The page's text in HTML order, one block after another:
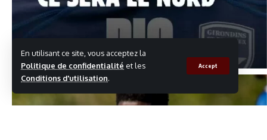
En utilisant ce site, vous acceptez la
Politique de confidentialité et les
Conditions d'utilisation.
Accept